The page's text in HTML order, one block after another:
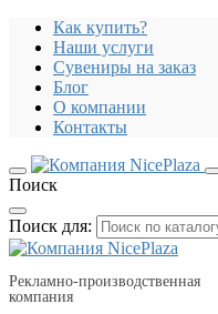
Как купить?
Наши услуги
Сувениры на заказ
Блог
О компании
Контакты
Поиск
Поиск для:
Рекламно-производственная
компания